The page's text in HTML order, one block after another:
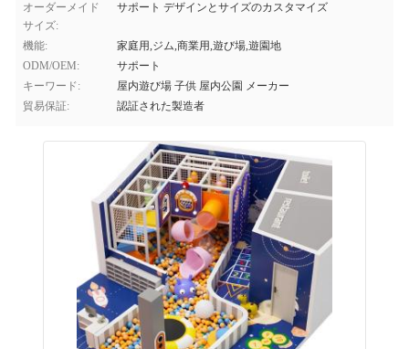
オーダーメイド
サイズ:
サポート デザインとサイズのカスタマイズ
機能:
家庭用,ジム,商業用,遊び場,遊園地
ODM/OEM:
サポート
キーワード:
屋内遊び場 子供 屋内公園 メーカー
貿易保証:
認証された製造者